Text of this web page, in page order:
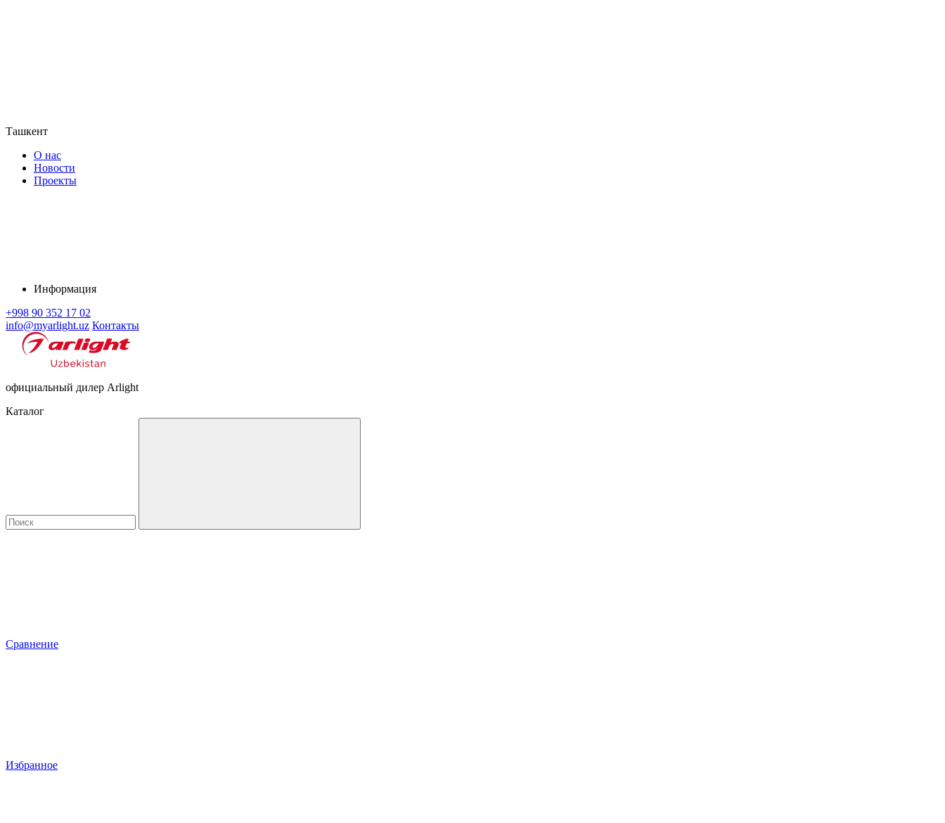
Ташкент
О нас
Новости
Проекты
Информация
+998 90 352 17 02
info@myarlight.uz Контакты
официальный дилер Arlight
Каталог
Сравнение
Избранное